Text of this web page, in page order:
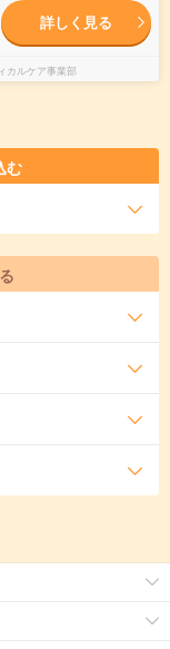
詳しく見る
カルケア事業部
む